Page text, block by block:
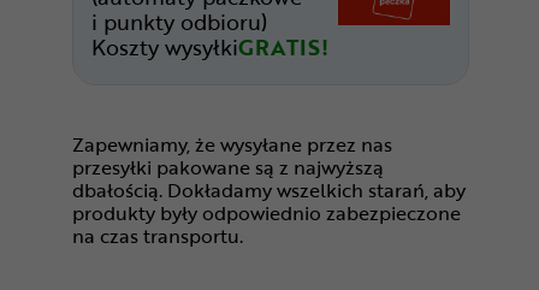
i punkty odbioru)
Koszty wysyłkiGRATIS!
Zapewniamy, że wysyłane przez nas
przesyłki pakowane są z najwyższą
dbałością. Dokładamy wszelkich starań, aby
produkty były odpowiednio zabezpieczone
na czas transportu.